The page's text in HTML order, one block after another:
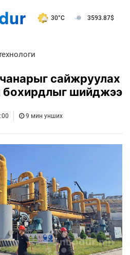
30°C 3593.87$
сайжруулах
бохирдлыг шийджээ
9 мин унших